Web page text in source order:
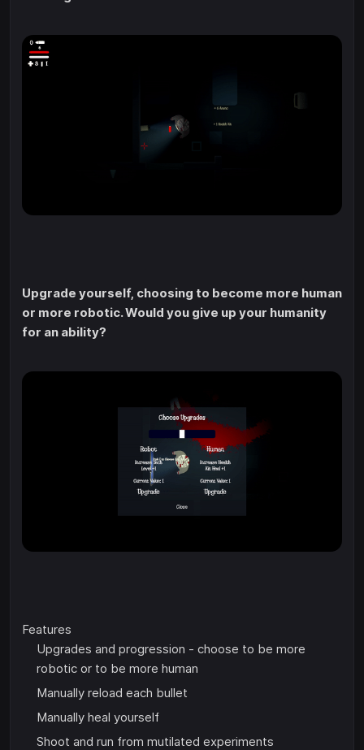
Upgrade yourself, choosing to become more human
or more robotic. Would you give up your humanity
for an ability?
Features
Upgrades and progression - choose to be more
robotic or to be more human
Manually reload each bullet
Manually heal yourself
Shoot and run from mutilated experiments